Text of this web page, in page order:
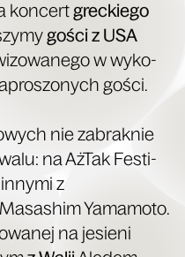
kon­certgrec­kie­go
gości z USA
w wyko­
gości.
nie zabrak­nie
na AżTak Festi­
z
Masa­shim Yama­mo­to.
na jesie­ni